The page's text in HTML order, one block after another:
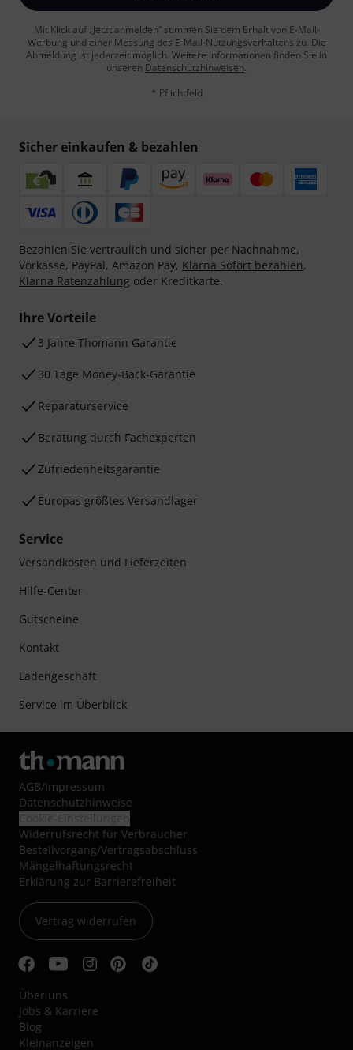
Mit Klick auf „Jetzt anmelden“ stimmen Sie dem Erhalt von E-Mail-
Werbung und einer Messung des E-Mail-Nutzungsverhaltens zu. Die
Abmeldung ist jederzeit möglich. Weitere Informationen finden Sie in
unseren Datenschutzhinweisen.
* Pflichtfeld
Sicher einkaufen & bezahlen
Bezahlen Sie vertraulich und sicher per Nachnahme,
Vorkasse, PayPal, Amazon Pay, Klarna Sofort bezahlen,
Klarna Ratenzahlung oder Kreditkarte.
Ihre Vorteile
3 Jahre Thomann Garantie
30 Tage Money-Back-Garantie
Reparaturservice
Beratung durch Fachexperten
Zufriedenheitsgarantie
Europas größtes Versandlager
Service
Versandkosten und Lieferzeiten
Hilfe-Center
Gutscheine
Kontakt
Ladengeschäft
Service im Überblick
AGB/Impressum
Datenschutzhinweise
Widerrufsrecht für Verbraucher
Bestellvorgang/Vertragsabschluss
Mängelhaftungsrecht
Erklärung zur Barrierefreiheit
Vertrag widerrufen
Über uns
Jobs & Karriere
Blog
Kleinanzeigen